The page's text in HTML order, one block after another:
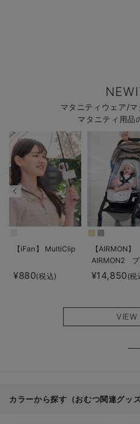
マタニティウェア/
マタニティ用品
【iFan】 MultiClip
¥880(税込)
【AIRMON】
AIRMON2 プ
アム
¥14,850(税
VIEW
カラーから探す（おむつ関連グッズ